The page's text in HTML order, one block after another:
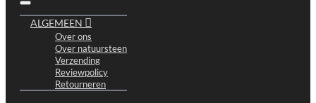
ALGEMEEN
Over ons
Over natuursteen
Verzending
Reviewpolicy
Retourneren